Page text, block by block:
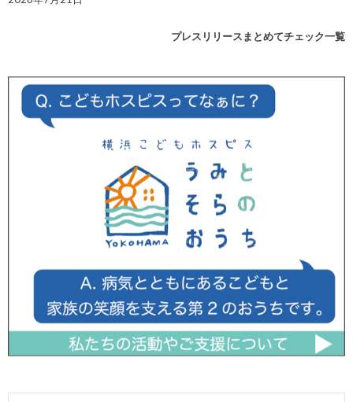
プレスリリースまとめてチェック一覧